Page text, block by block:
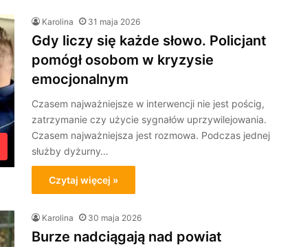
Karolina 31 maja 2026
Gdy liczy się każde słowo. Policjant
pomógł osobom w kryzysie
emocjonalnym
Czasem najważniejsze w interwencji nie jest pościg,
zatrzymanie czy użycie sygnałów uprzywilejowania.
Czasem najważniejsza jest rozmowa. Podczas jednej
służby dyżurny…
Czytaj więcej »
Karolina 30 maja 2026
Burze nadciągają nad powiat